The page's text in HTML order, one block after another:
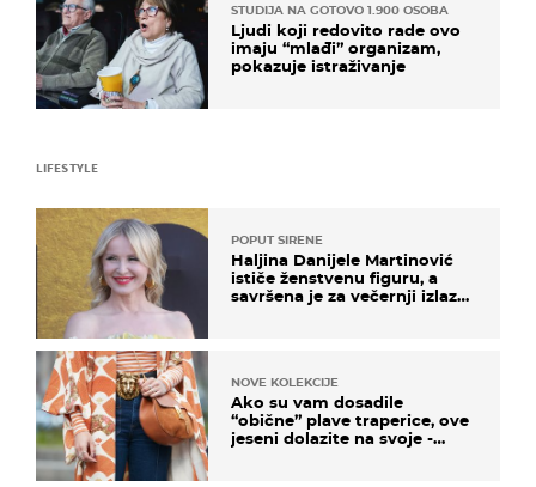
STUDIJA NA GOTOVO 1.900 OSOBA
Ljudi koji redovito rade ovo
imaju “mlađi” organizam,
pokazuje istraživanje
LIFESTYLE
POPUT SIRENE
Haljina Danijele Martinović
ističe ženstvenu figuru, a
savršena je za večernji izlazak
NOVE KOLEKCIJE
Ako su vam dosadile
“obične” plave traperice, ove
jeseni dolazite na svoje -